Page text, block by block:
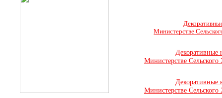
Министерстве
Декоративные
Министерстве
Декоративные
Министерстве